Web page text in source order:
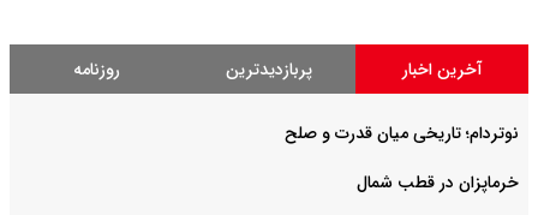
آخرین اخبار پربازدیدترین روزنامه
نوتردام؛ تاریخی میان قدرت و صلح‌
خرماپزان در قطب شمال